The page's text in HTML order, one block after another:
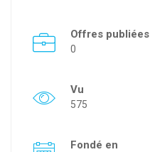
Offres publiées
0
Vu
575
Fondé en